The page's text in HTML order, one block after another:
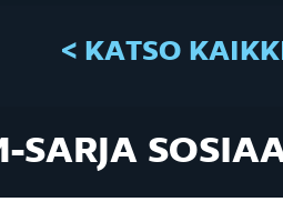
< KATSO
SARJA